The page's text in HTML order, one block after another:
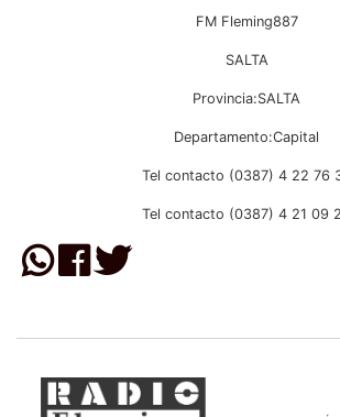
FM Fleming887
SALTA
Provincia:SALTA
Departamento:Capital
Tel contacto (0387) 4 22 76
Tel contacto (0387) 4 21 09